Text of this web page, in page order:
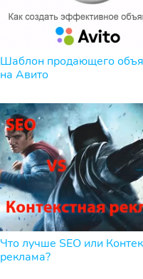
Шаблон продающего
на Авито
Что лучше SEO или
реклама?